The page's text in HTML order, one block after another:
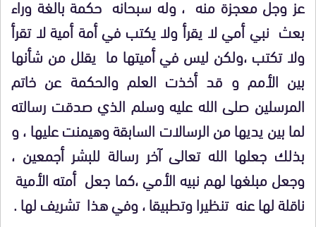
عز وجل معجزة منه ، وله سبحانه حكمة بالغة وراء
بعث نبي أمي لا يقرأ ولا يكتب في أمة أمية لا تقرأ
ولا تكتب ،ولكن ليس في أميتها ما يقلل من شأنها
بين الأمم و قد أخذت العلم والحكمة عن خاتم
المرسلين صلى الله عليه وسلم الذي صدقت رسالته
لما بين يديها من الرسالات السابقة وهيمنت عليها ، و
بذلك جعلها الله تعالى آخر رسالة للبشر أجمعين ،
وجعل مبلغها لهم نبيه الأمي ،كما جعل أمته الأمية
ناقلة لها عنه تنظيرا وتطبيقا ، وفي هذا تشريف لها .